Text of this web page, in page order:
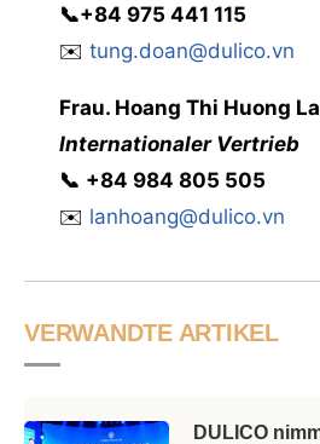
📞+84 975 441 115
✉️ tung.doan@dulico.vn
Frau. Hoang Thi Huong
Internationaler Vertrieb
📞 ‭‭+84 984 805 505
✉️ lanhoang@dulico.vn
VERWANDTE ARTIKEL
DULICO